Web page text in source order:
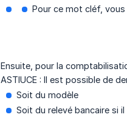
Pour ce mot cléf, vous
Ensuite, pour la
ASTIUCE : Il est possible de
Soit du modèle
Soit du relevé bancaire si